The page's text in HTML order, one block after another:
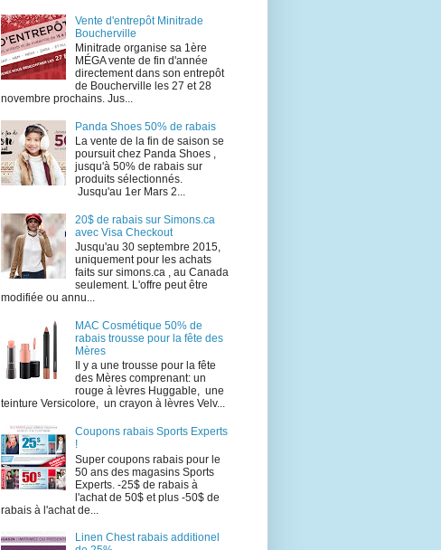
Vente d'entrepôt Minitrade
Boucherville
Minitrade organise sa 1ère
MÉGA vente de fin d'année
directement dans son entrepôt
de Boucherville les 27 et 28
novembre prochains. Jus...
Panda Shoes 50% de rabais
La vente de la fin de saison se
poursuit chez Panda Shoes ,
jusqu'à 50% de rabais sur
produits sélectionnés.
Jusqu'au 1er Mars 2...
20$ de rabais sur Simons.ca
avec Visa Checkout
Jusqu'au 30 septembre 2015,
uniquement pour les achats
faits sur simons.ca , au Canada
seulement. L'offre peut être
modifiée ou annu...
MAC Cosmétique 50% de
rabais trousse pour la fête des
Mères
Il y a une trousse pour la fête
des Mères comprenant: un
rouge à lèvres Huggable, une
teinture Versicolore, un crayon à lèvres Velv...
Coupons rabais Sports Experts
!
Super coupons rabais pour le
50 ans des magasins Sports
Experts. -25$ de rabais à
l'achat de 50$ et plus -50$ de
rabais à l'achat de...
Linen Chest rabais additionel